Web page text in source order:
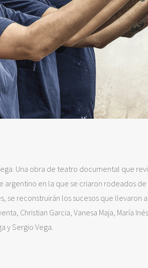
Una obra de teatro documental que
en la que se criaron rodeados
se reconstruirán los sucesos que llevaron
Christian Garcia, Vanesa Maja, María
y Sergio Vega.